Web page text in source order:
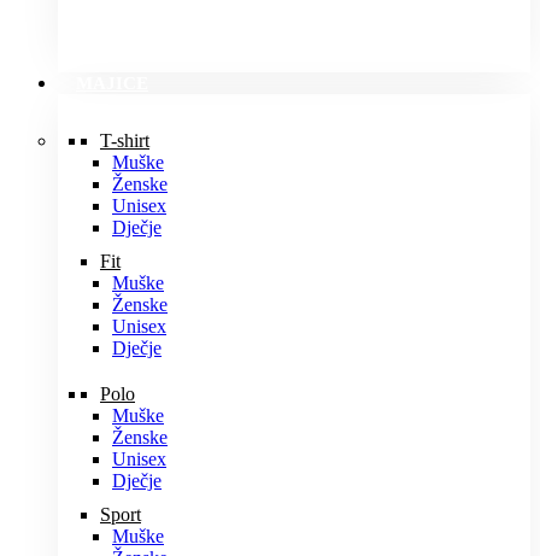
T-shirt
Muške
Ženske
Unisex
Dječje
Fit
Muške
Ženske
Unisex
Dječje
Polo
Muške
Ženske
Unisex
Dječje
Sport
Muške